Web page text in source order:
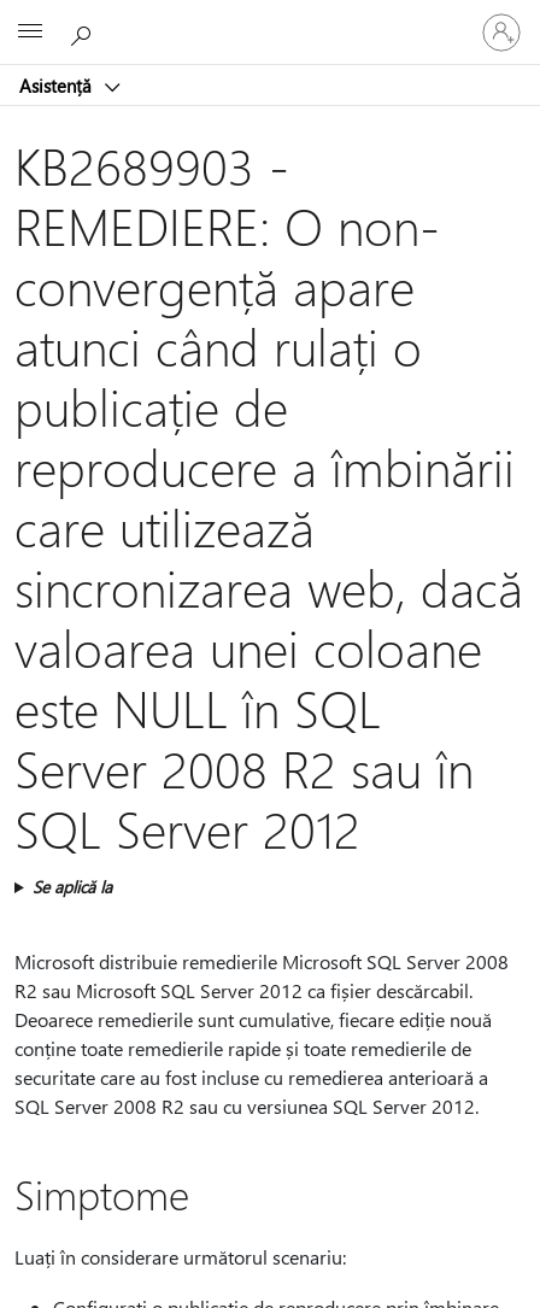
Asistență
vă
la
dvs.
KB2689903 -
REMEDIERE: O non-
convergență apare
atunci când rulați o
publicație de
reproducere a îmbinării
care utilizează
sincronizarea web, dacă
valoarea unei coloane
este NULL în SQL
Server 2008 R2 sau în
SQL Server 2012
Se aplică la
Microsoft distribuie remedierile Microsoft SQL Server 2008
R2 sau Microsoft SQL Server 2012 ca fișier descărcabil.
Deoarece remedierile sunt cumulative, fiecare ediție nouă
conține toate remedierile rapide și toate remedierile de
securitate care au fost incluse cu remedierea anterioară a
SQL Server 2008 R2 sau cu versiunea SQL Server 2012.
Simptome
Luați în considerare următorul scenariu: